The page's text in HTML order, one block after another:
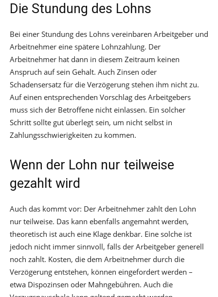
Die Stundung des Lohns
Bei einer Stundung des Lohns vereinbaren Arbeitgeber und
Arbeitnehmer eine spätere Lohnzahlung. Der
Arbeitnehmer hat dann in diesem Zeitraum keinen
Anspruch auf sein Gehalt. Auch Zinsen oder
Schadensersatz für die Verzögerung stehen ihm nicht zu.
Auf einen entsprechenden Vorschlag des Arbeitgebers
muss sich der Betroffene nicht einlassen. Ein solcher
Schritt sollte gut überlegt sein, um nicht selbst in
Zahlungsschwierigkeiten zu kommen.
Wenn der Lohn nur teilweise
gezahlt wird
Auch das kommt vor: Der Arbeitnehmer zahlt den Lohn
nur teilweise. Das kann ebenfalls angemahnt werden,
theoretisch ist auch eine Klage denkbar. Eine solche ist
jedoch nicht immer sinnvoll, falls der Arbeitgeber generell
noch zahlt. Kosten, die dem Arbeitnehmer durch die
Verzögerung entstehen, können eingefordert werden –
etwa Dispozinsen oder Mahngebühren. Auch die